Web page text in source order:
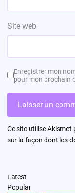
Site web
Enregistrer mon
pour mon prochain
Ce site utilise Akismet
sur la façon dont les
Latest
Popular